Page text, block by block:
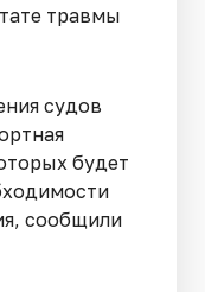
травмы
судов
будет
сообщили